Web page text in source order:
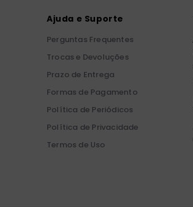
Ajuda e Suporte
Perguntas Frequentes
Trocas e Devoluções
Prazo de Entrega
Formas de Pagamento
Política de Periódicos
Política de Privacidade
Termos de Uso